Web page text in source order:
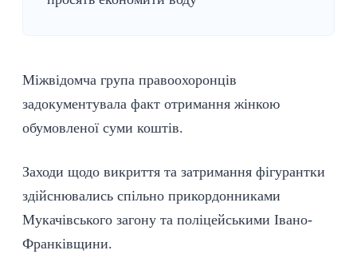
Міжвідомча група правоохоронців
задокументувала факт отримання жінкою
обумовленої суми коштів.
Заходи щодо викриття та затримання фігурантки
здійснювались спільно прикордонниками
Мукачівського загону та поліцейськими Івано-
Франківщини.